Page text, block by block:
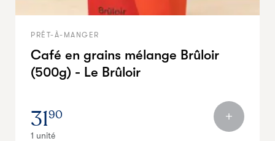
PRÊT-À-MANGER
Café en grains mélange Brûloir
(500g) - Le Brûloir
3190
1 unité